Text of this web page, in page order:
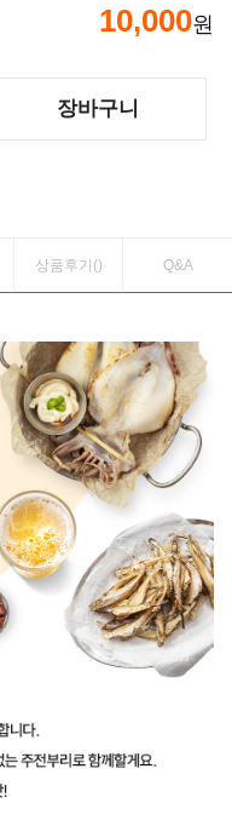
10,000원
장바구니
상품후기() Q&A